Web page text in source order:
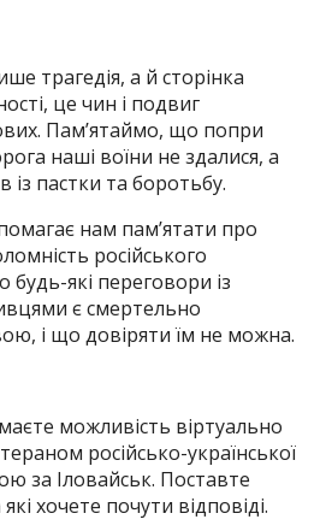
трагедія, а й сторінка
це чин і подвиг
Пам’ятаймо, що попри
наші воїни не здалися, а
пастки та боротьбу.
нам пам’ятати про
російського
які переговори із
є смертельно
і що довіряти їм не можна.
можливість віртуально
російсько-української
за Іловайськ. Поставте
хочете почути відповіді.